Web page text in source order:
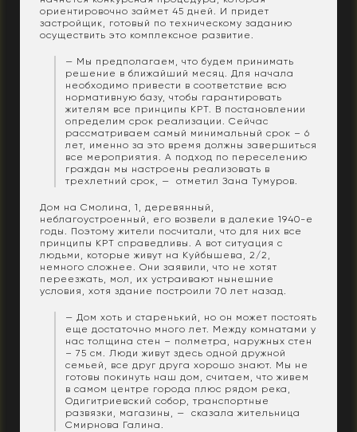
ориентировочно займет 45 дней. И придет
застройщик, готовый по техническому заданию
осуществить это комплексное развитие.
— Мы предполагаем, что будем принимать
решение в ближайший месяц. Для начала
необходимо привести в соответствие всю
нормативную базу, чтобы гарантировать
жителям все принципы КРТ. В постановлении
определим срок реализации. Сейчас
рассматриваем самый минимальный срок – 6
лет, именно за это время должны завершиться
все мероприятия. А подход по переселению
граждан мы настроены реализовать в
трехлетний срок, — отметил Зана Тумуров.
Дом на Смолина, 1, деревянный,
неблагоустроенный, его возвели в далекие 1940-е
годы. Поэтому жители посчитали, что для них все
принципы КРТ справедливы. А вот ситуация с
людьми, которые живут на Куйбышева, 2/2,
немного сложнее. Они заявили, что не хотят
переезжать, мол, их устраивают нынешние
условия, хотя здание построили 70 лет назад.
— Дом хоть и старенький, но он может постоять
еще достаточно много лет. Между комнатами у
нас толщина стен – полметра, наружных стен
– 75 см. Люди живут здесь одной дружной
семьей, все друг друга хорошо знают. Мы не
готовы покинуть наш дом, считаем, что живем
в самом центре города плюс рядом река,
Одигитриевский собор, транспортные
развязки, магазины, — сказала жительница
Смирнова Галина.